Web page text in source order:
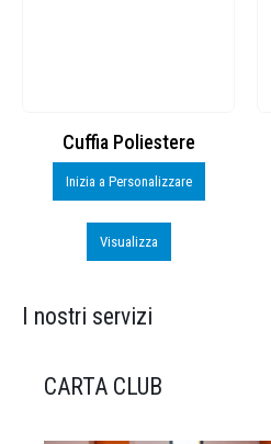
Cuffia Poliestere
Inizia a Personalizzare
Visualizza
I nostri servizi
CARTA CLUB